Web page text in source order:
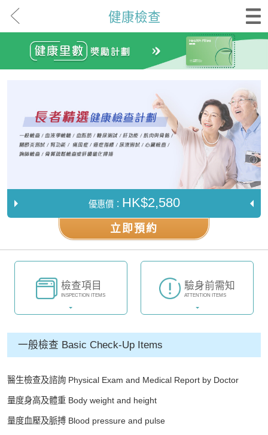
健康檢查
優惠價： HK$2,580
立即預約
檢查項目
INSPECTION ITEMS
驗身前需知
ATTENTION ITEMS
一般檢查 Basic Check-Up Items
醫生檢查及諮詢 Physical Exam and Medical Report by Doctor
量度身高及體重 Body weight and height
量度血壓及脈搏 Blood pressure and pulse